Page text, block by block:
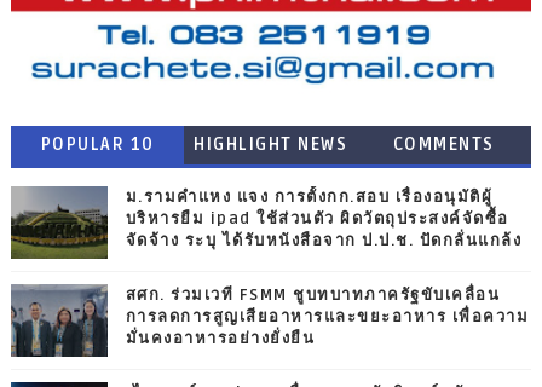
POPULAR 10 HIGHLIGHT NEWS COMMENTS
ม.รามคำแหง แจง การตั้งกก.สอบ เรื่องอนุมัติผู้
บริหารยืม ipad ใช้ส่วนตัว ผิดวัตถุประสงค์จัดซื้อ
จัดจ้าง ระบุ ได้รับหนังสือจาก ป.ป.ช. ปัดกลั่นแกล้ง
สศก. ร่วมเวที FSMM ชูบทบาทภาครัฐขับเคลื่อน
การลดการสูญเสียอาหารและขยะอาหาร เพื่อความ
มั่นคงอาหารอย่างยั่งยืน